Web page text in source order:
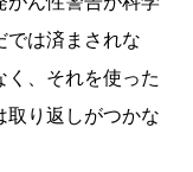
では済まされな
く、それを使った
取り返しがつかな